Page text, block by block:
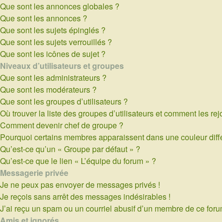
Que sont les annonces globales ?
Que sont les annonces ?
Que sont les sujets épinglés ?
Que sont les sujets verrouillés ?
Que sont les icônes de sujet ?
Niveaux d’utilisateurs et groupes
Que sont les administrateurs ?
Que sont les modérateurs ?
Que sont les groupes d’utilisateurs ?
Où trouver la liste des groupes d’utilisateurs et comment les
Comment devenir chef de groupe ?
Pourquoi certains membres apparaissent dans une couleur
Qu’est-ce qu’un « Groupe par défaut » ?
Qu’est-ce que le lien « L’équipe du forum » ?
Messagerie privée
Je ne peux pas envoyer de messages privés !
Je reçois sans arrêt des messages indésirables !
J’ai reçu un spam ou un courriel abusif d’un membre de ce